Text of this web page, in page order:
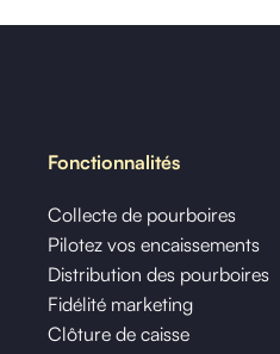
Fonctionnalités
Collecte de pourboires
Pilotez vos encaissements
Distribution des pourboires
Fidélité marketing
Clôture de caisse